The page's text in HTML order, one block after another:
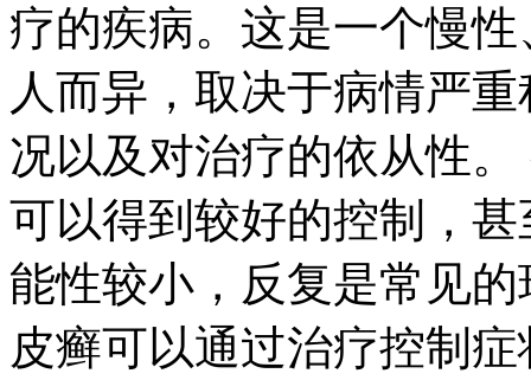
疗的疾病。这是一个慢
人而异，取决于病情严
况以及对治疗的依从性
可以得到较好的控制，
能性较小，反复是常见
皮癣可以通过治疗控制